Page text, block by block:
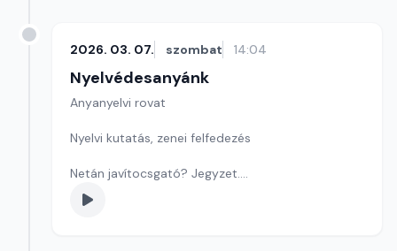
2026. 03. 07. szombat 14:04
Nyelvédesanyánk
Anyanyelvi rovat
Nyelvi kutatás, zenei felfedezés
Netán javítocsgató? Jegyzet.
Játékunk ma betűkirakós.